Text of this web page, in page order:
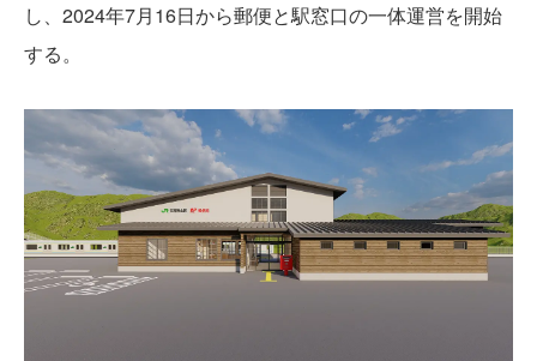
し、2024年7月16日から郵便と駅窓口の一体運営を開始
する。